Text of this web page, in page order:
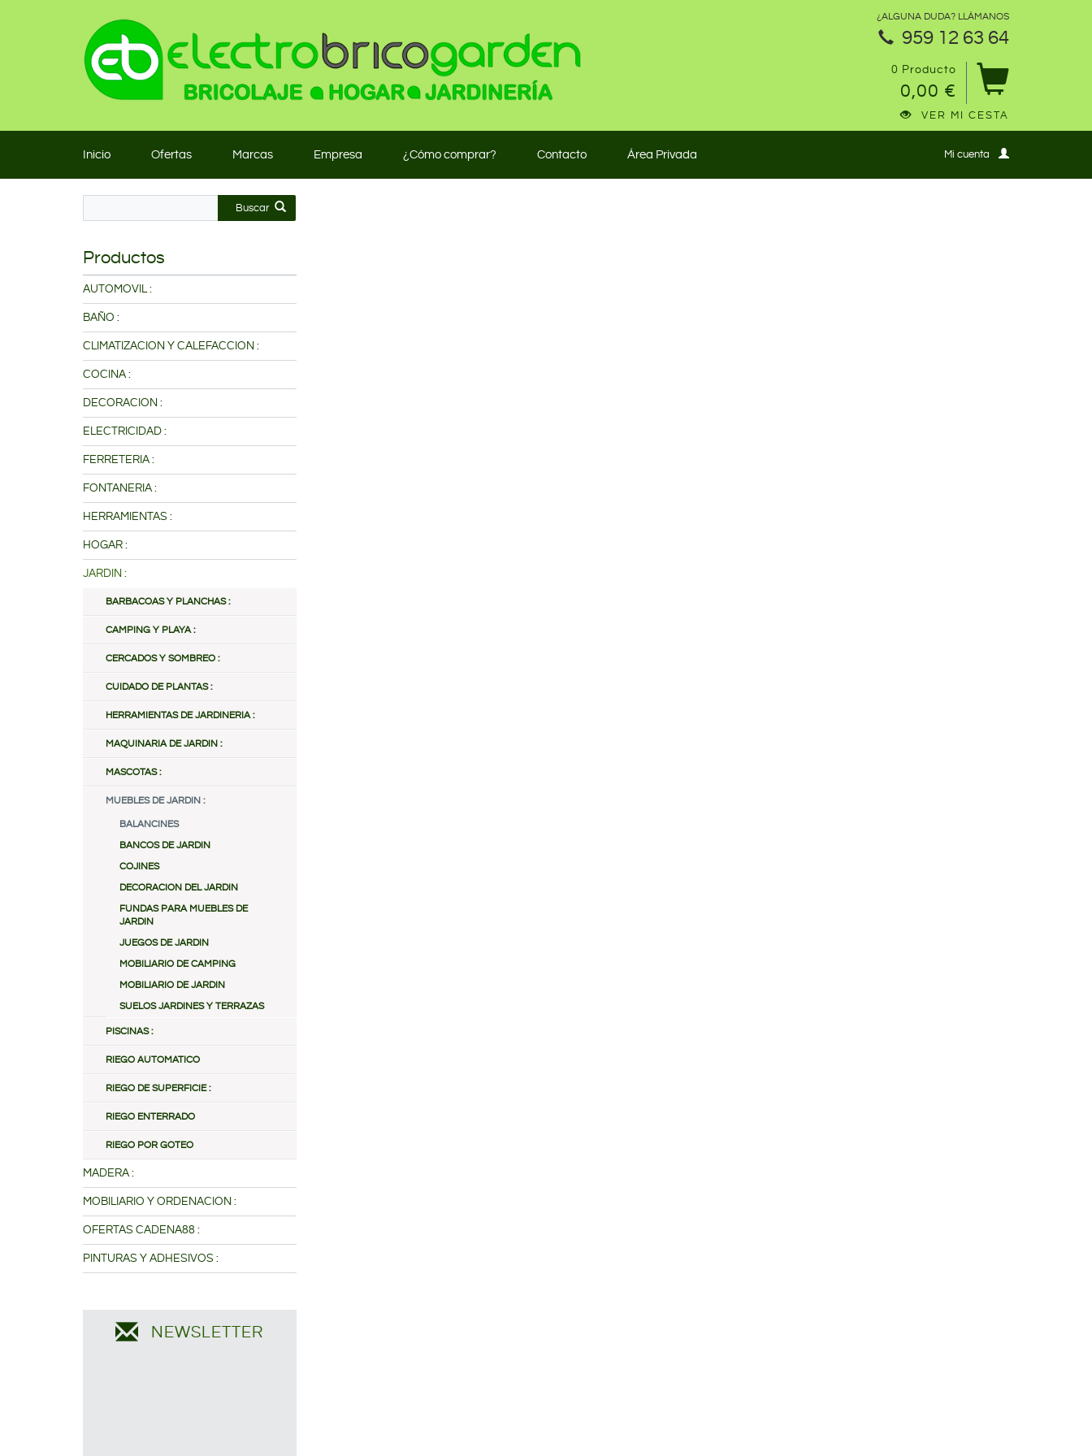
¿ALGUNA DUDA? LLÁMANOS
959 12 63 64
0 Producto
0,00 €
VER MI CESTA
Inicio Ofertas Marcas Empresa ¿Cómo comprar? Contacto Área Privada Mi cuenta
Buscar
Productos
AUTOMOVIL :
BAÑO :
CLIMATIZACION Y CALEFACCION :
COCINA :
DECORACION :
ELECTRICIDAD :
FERRETERIA :
FONTANERIA :
HERRAMIENTAS :
HOGAR :
JARDIN :
BARBACOAS Y PLANCHAS :
CAMPING Y PLAYA :
CERCADOS Y SOMBREO :
CUIDADO DE PLANTAS :
HERRAMIENTAS DE JARDINERIA :
MAQUINARIA DE JARDIN :
MASCOTAS :
MUEBLES DE JARDIN :
BALANCINES
BANCOS DE JARDIN
COJINES
DECORACION DEL JARDIN
FUNDAS PARA MUEBLES DE
JARDIN
JUEGOS DE JARDIN
MOBILIARIO DE CAMPING
MOBILIARIO DE JARDIN
SUELOS JARDINES Y TERRAZAS
PISCINAS :
RIEGO AUTOMATICO
RIEGO DE SUPERFICIE :
RIEGO ENTERRADO
RIEGO POR GOTEO
MADERA :
MOBILIARIO Y ORDENACION :
OFERTAS CADENA88 :
PINTURAS Y ADHESIVOS :
NEWSLETTER